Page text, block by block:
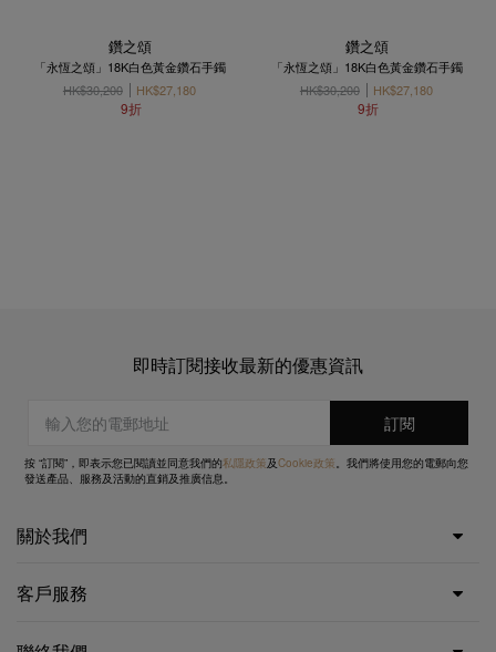
鑽之頌
「永恆之頌」18K白色黃金鑽石手鐲
HK$30,200
HK$27,180
9折
鑽之頌
「永恆之頌」18K白色黃金鑽石手鐲
HK$30,200
HK$27,180
9折
即時訂閱接收最新的優惠資訊
按 “訂閱”，即表示您已閱讀並同意我們的私隱政策及Cookie政策。我們將使用您的電郵向您
發送產品、服務及活動的直銷及推廣信息。
關於我們
客戶服務